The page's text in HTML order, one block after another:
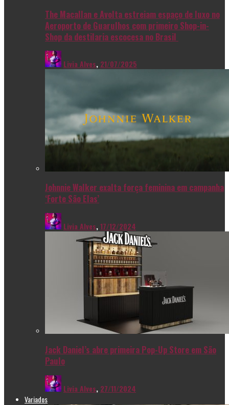
The Macallan e Avolta estreiam espaço de luxo no
Aeroporto de Guarulhos com primeiro Shop-in-
Shop da destilaria escocesa no Brasil
Livia Alves, 21/07/2025
Johnnie Walker exalta força feminina em campanha
‘Forte São Elas’
Livia Alves,17/12/2024
Jack Daniel’s abre primeira Pop-Up Store em São
Paulo
Livia Alves, 27/11/2024
Variados